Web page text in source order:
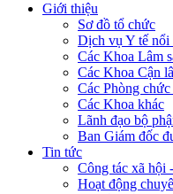
Giới thiệu
Sơ đồ tổ chức
Dịch vụ Y tế nổi
Các Khoa Lâm
Các Khoa Cận
Các Phòng chức
Các Khoa khác
Lãnh đạo bộ
Ban Giám đốc
Tin tức
Công tác xã hội
Hoạt động